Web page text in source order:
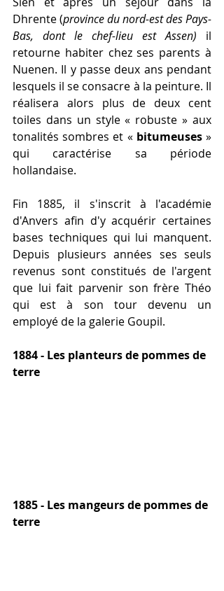
Dhrente (province du nord-est des Pays-
Bas, dont le chef-lieu est Assen) il
retourne habiter chez ses parents à
Nuenen. Il y passe deux ans pendant
lesquels il se consacre à la peinture. Il
réalisera alors plus de deux cent
toiles dans un style « robuste » aux
tonalités sombres et « bitumeuses »
qui caractérise sa période
hollandaise.
Fin 1885, il s'inscrit à l'académie
d'Anvers afin d'y acquérir certaines
bases techniques qui lui manquent.
Depuis plusieurs années ses seuls
revenus sont constitués de l'argent
que lui fait parvenir son frère Théo
qui est à son tour devenu un
employé de la galerie Goupil.
1884 - Les planteurs de pommes de
terre
1885 - Les mangeurs de pommes de
terre